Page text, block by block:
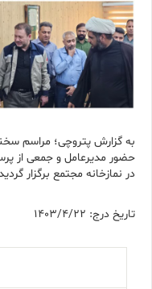
به گزارش پتروچی؛ مراسم
حضور مدیرعامل و جمعی از
در نمازخانه مجتمع برگزار
تاریخ درج: 1403/4/22